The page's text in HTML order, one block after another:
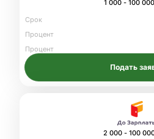
1 000 - 100
Срок
Процент
Процент
Подать
2 000 - 100